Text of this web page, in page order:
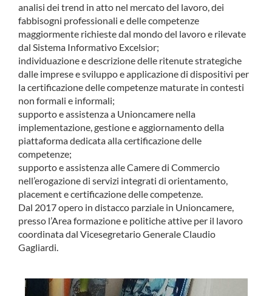
analisi dei trend in atto nel mercato del lavoro, dei
fabbisogni professionali e delle competenze
maggiormente richieste dal mondo del lavoro e rilevate
dal Sistema Informativo Excelsior;
individuazione e descrizione delle ritenute strategiche
dalle imprese e sviluppo e applicazione di dispositivi per
la certificazione delle competenze maturate in contesti
non formali e informali;
supporto e assistenza a Unioncamere nella
implementazione, gestione e aggiornamento della
piattaforma dedicata alla certificazione delle
competenze;
supporto e assistenza alle Camere di Commercio
nell’erogazione di servizi integrati di orientamento,
placement e certificazione delle competenze.
Dal 2017 opero in distacco parziale in Unioncamere,
presso l’Area formazione e politiche attive per il lavoro
coordinata dal Vicesegretario Generale Claudio
Gagliardi.